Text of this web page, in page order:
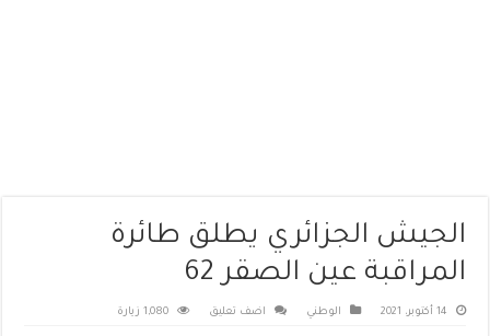
الجيش الجزائري يطلق طائرة
المراقبة عين الصقر 62
14 أكتوبر، 2021 الوطني اضف تعليق 1,080 زيارة